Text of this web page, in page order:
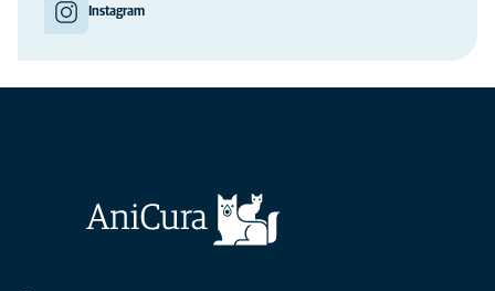
Instagram